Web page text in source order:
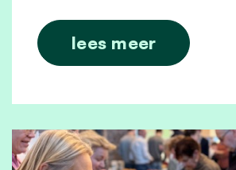
lees meer